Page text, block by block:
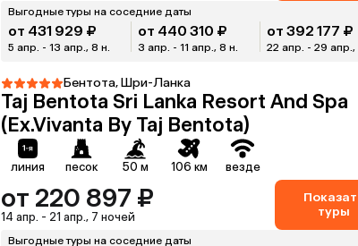
Выгодные туры на соседние даты
от 431 929 ₽
5 апр. - 13 апр., 8 н.
от 440 310 ₽
3 апр. - 11 апр., 8 н.
от 392 177 ₽
22 апр. - 29 апр.,
Бентота, Шри-Ланка
Taj Bentota Sri Lanka Resort And Spa
(Ex.Vivanta By Taj Bentota)
линия песок 50 м 106 км везде
от 220 897 ₽
14 апр. - 21 апр., 7 ночей
туры
Выгодные туры на соседние даты